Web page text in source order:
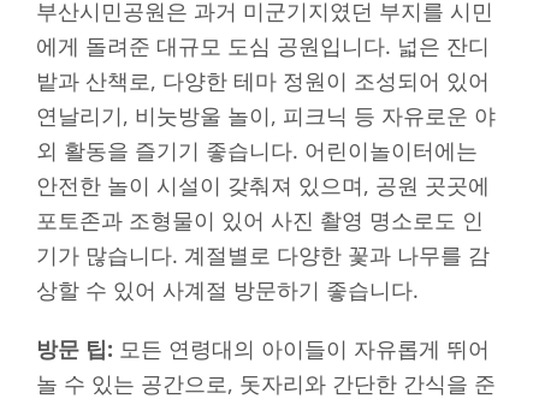
부산시민공원은 과거 미군기지였던 부지를 시민
에게 돌려준 대규모 도심 공원입니다. 넓은 잔디
밭과 산책로, 다양한 테마 정원이 조성되어 있어
연날리기, 비눗방울 놀이, 피크닉 등 자유로운 야
외 활동을 즐기기 좋습니다. 어린이놀이터에는
안전한 놀이 시설이 갖춰져 있으며, 공원 곳곳에
포토존과 조형물이 있어 사진 촬영 명소로도 인
기가 많습니다. 계절별로 다양한 꽃과 나무를 감
상할 수 있어 사계절 방문하기 좋습니다.
방문 팁: 모든 연령대의 아이들이 자유롭게 뛰어
놀 수 있는 공간으로, 돗자리와 간단한 간식을 준